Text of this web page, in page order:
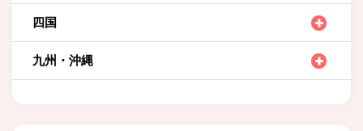
四国
九州・沖縄